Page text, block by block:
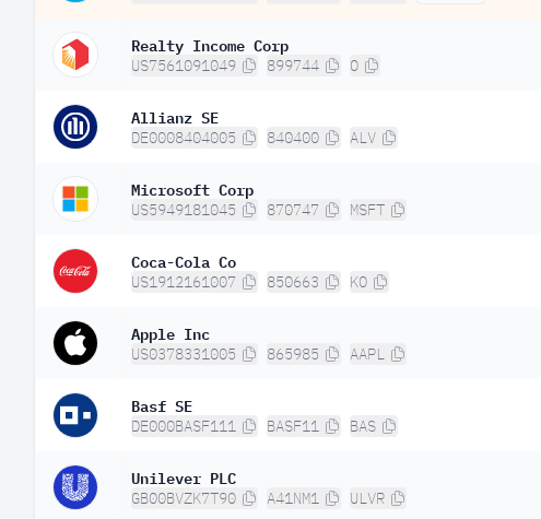
Realty Income Corp
US7561091049 899744 O
Allianz SE
DE0008404005 840400 ALV
Microsoft Corp
US5949181045 870747 MSFT
Coca-Cola Co
US1912161007 850663 KO
Apple Inc
US0378331005 865985 AAPL
Basf SE
DE000BASF111 BASF11 BAS
Unilever PLC
GB00BVZK7T90 A41NM1 ULVR